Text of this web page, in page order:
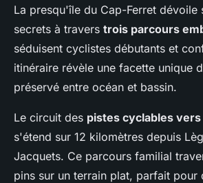
La presqu'île du Cap-Ferret dévoile
secrets à travers trois parcours
séduisent cyclistes débutants et
itinéraire révèle une facette unique
préservé entre océan et bassin.
Le circuit des pistes cyclables
s'étend sur 12 kilomètres depuis
Jacquets. Ce parcours familial
pins sur un terrain plat, parfait pour